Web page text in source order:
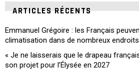
ARTICLES RÉCENTS
Emmanuel Grégoire : les Français
climatisation dans de nombreux endroits
« Je ne laisserais que le drapeau
son projet pour l’Élysée en 2027